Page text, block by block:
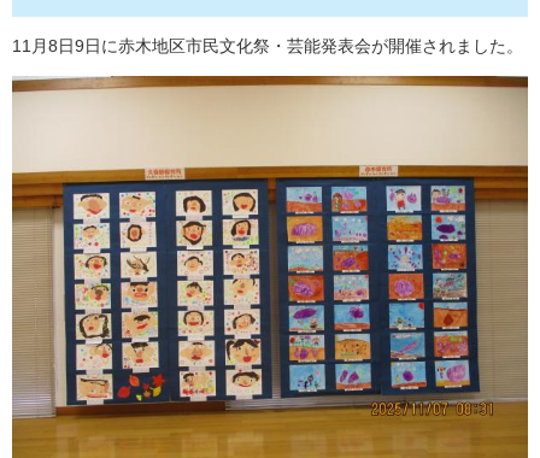
11月8日9日に赤木地区市民文化祭・芸能発表会が開催されました。